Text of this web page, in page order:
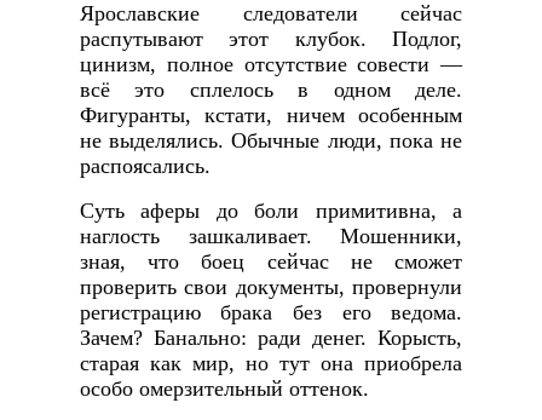
Ярославские следователи сейчас
распутывают этот клубок. Подлог,
цинизм, полное отсутствие совести —
всё это сплелось в одном деле.
Фигуранты, кстати, ничем особенным
не выделялись. Обычные люди, пока не
распоясались.
Суть аферы до боли примитивна, а
наглость зашкаливает. Мошенники,
зная, что боец сейчас не сможет
проверить свои документы, провернули
регистрацию брака без его ведома.
Зачем? Банально: ради денег. Корысть,
старая как мир, но тут она приобрела
особо омерзительный оттенок.